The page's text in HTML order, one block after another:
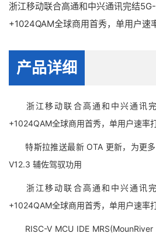
浙江移动联合高通和中兴通讯完结
+1024QAM全球商用首秀，单用户速
产品详细
浙江移动联合高通和中兴通讯完
+1024QAM全球商用首秀，单用户速率
特斯拉推送最新 OTA 更新，为更多
V12.3 辅佐驾驭功用
浙江移动联合高通和中兴通讯完
+1024QAM全球商用首秀，单用户速率
RISC-V MCU IDE MRS(MounRiver